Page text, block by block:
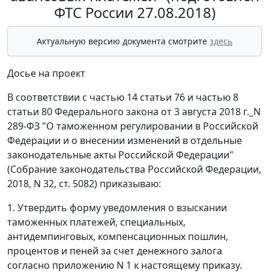
ФТС России 27.08.2018)
Актуальную версию документа смотрите здесь
Досье на проект
В соответствии с частью 14 статьи 76 и частью 8
статьи 80 Федерального закона от 3 августа 2018 г._N
289-ФЗ "О таможенном регулировании в Российской
Федерации и о внесении изменений в отдельные
законодательные акты Российской Федерации"
(Собрание законодательства Российской Федерации,
2018, N 32, ст. 5082) приказываю:
1. Утвердить форму уведомления о взыскании
таможенных платежей, специальных,
антидемпинговых, компенсационных пошлин,
процентов и пеней за счет денежного залога
согласно приложению N 1 к настоящему приказу.